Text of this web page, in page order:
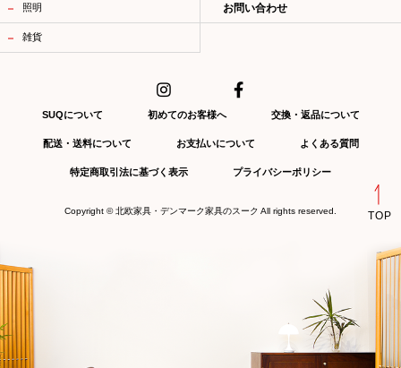
照明
雑貨
お問い合わせ
SUQについて 初めてのお客様へ 交換・返品について
配送・送料について お支払いについて よくある質問
特定商取引法に基づく表示 プライバシーポリシー
Copyright ©北欧家具・デンマーク家具のスーク All rights reserved.